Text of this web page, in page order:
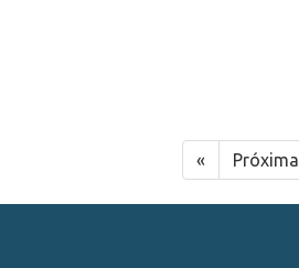
« Próxima